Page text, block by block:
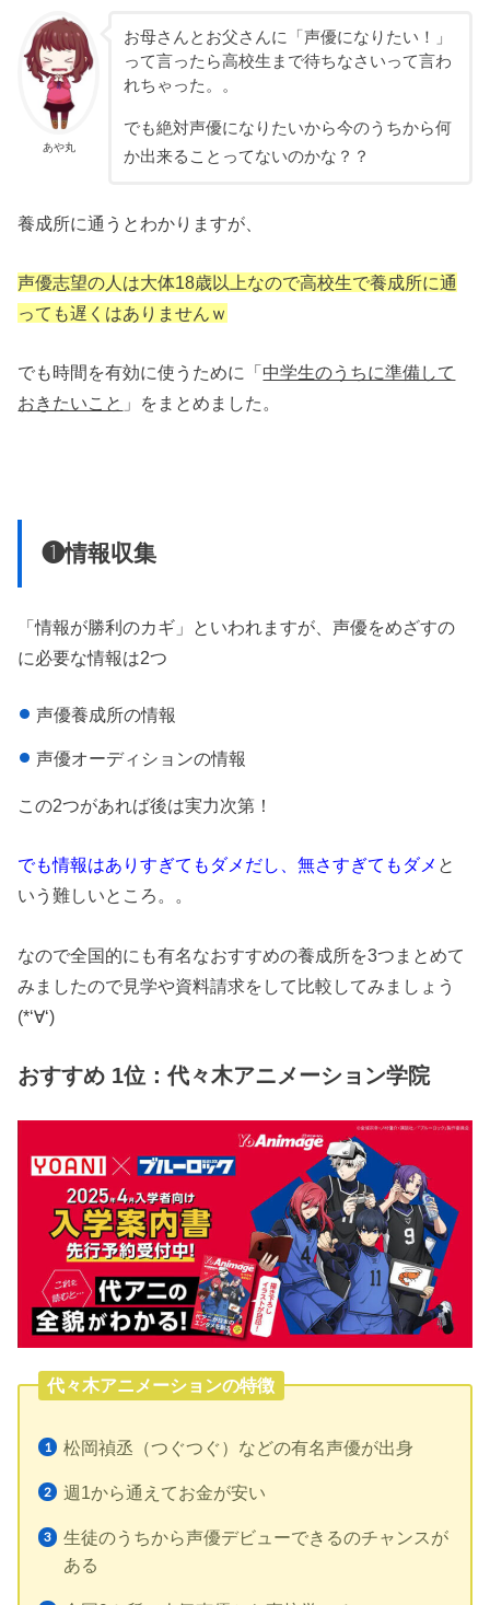
あや丸
お母さんとお父さんに「声優になりたい！」
って言ったら高校生まで待ちなさいって言わ
れちゃった。。
でも絶対声優になりたいから今のうちから何
か出来ることってないのかな？？
養成所に通うとわかりますが、
声優志望の人は大体18歳以上なので高校生で養成所に通
っても遅くはありませんｗ
でも時間を有効に使うために「中学生のうちに準備して
おきたいこと 」をまとめました。
❶情報収集
「情報が勝利のカギ」といわれますが、声優をめざすの
に必要な情報は2つ
声優養成所の情報
声優オーディションの情報
この2つがあれば後は実力次第！
でも情報はありすぎてもダメだし、無さすぎてもダメ と
いう難しいところ。。
なので全国的にも有名なおすすめの養成所を3つまとめて
みましたので見学や資料請求をして比較してみましょう
(*‘∀‘)
おすすめ 1位：代々木アニメーション学院
代々木アニメーションの特徴
松岡禎丞（つぐつぐ）などの有名声優が出身
週1から通えてお金が安い
生徒のうちから声優デビューできるのチャンスが
ある